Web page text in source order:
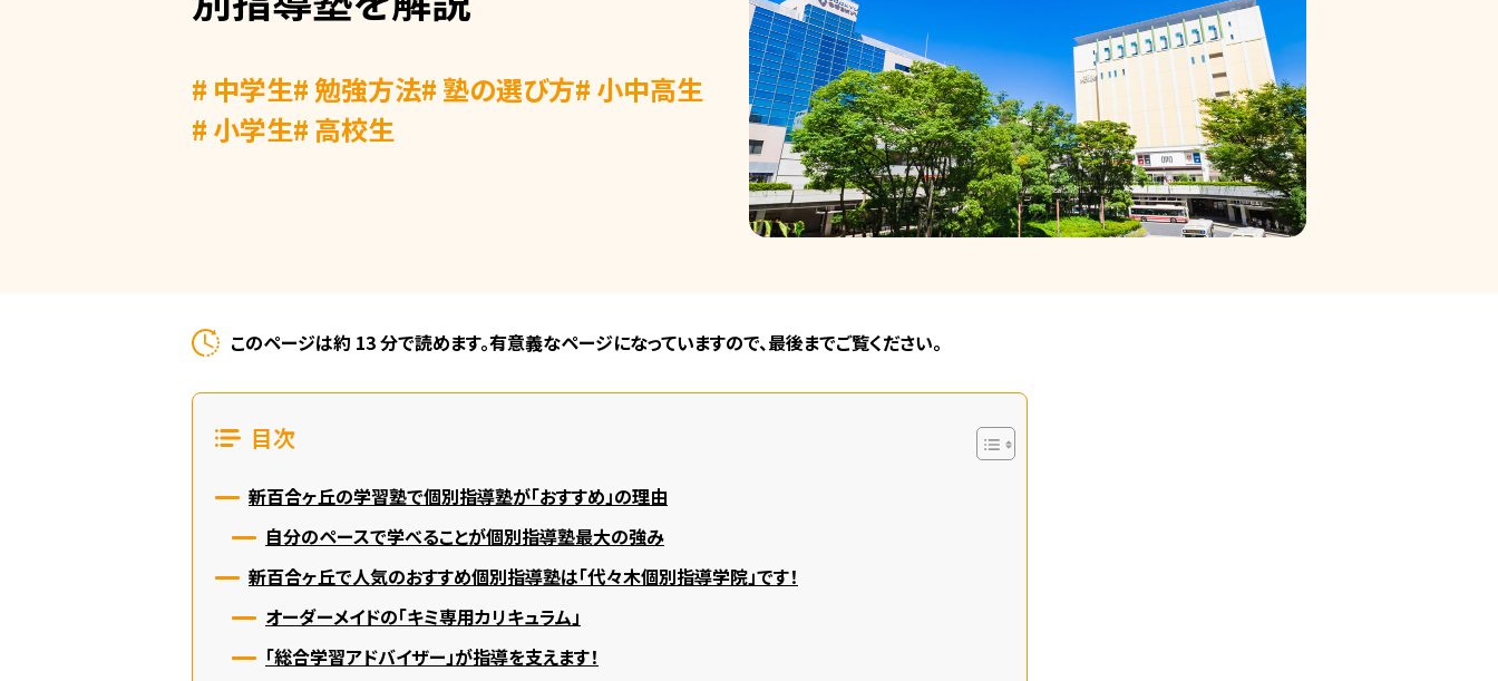
# 中学生# 勉強方法# 塾の選び方# 小中高生
# 小学生# 高校生
このページは約 13 分で読めます。有意義なページになっていますので、最後までご覧ください。
目次
新百合ヶ丘の学習塾で個別指導塾が「おすすめ」の理由
自分のペースで学べることが個別指導塾最大の強み
新百合ヶ丘で人気のおすすめ個別指導塾は「代々木個別指導学院」です！
オーダーメイドの「キミ専用カリキュラム」
「総合学習アドバイザー」が指導を支えます！